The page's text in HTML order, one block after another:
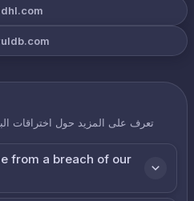
dhl.com
تعرف على المزيد حول اختراقات
from a breach of our